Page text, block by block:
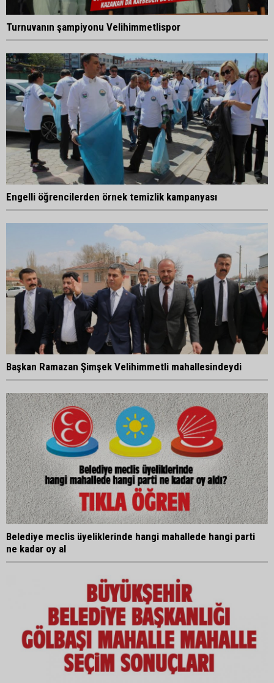
Turnuvanın şampiyonu Velihimmetlispor
Engelli öğrencilerden örnek temizlik kampanyası
Başkan Ramazan Şimşek Velihimmetli mahallesindeydi
Belediye meclis üyeliklerinde hangi mahallede hangi parti
ne kadar oy al